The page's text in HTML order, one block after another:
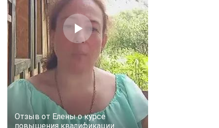
Отзыв от Елены о курсе
повышения квалификации